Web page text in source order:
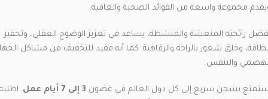
مجموعة واسعة من الفوائد الصحية والعافية.
رائحته المنعشة والمنشطة، يساعد في تعزيز الوضوح العقلي، وتحفيز
وخلق شعور بالراحة والرفاهية. كما أنه مفيد للتخفيف من مشاكل
والتنفس.
بشحن سريع إلى كل دول العالم في غضون 3 إلى 7 أيام عمل
. اطلبه